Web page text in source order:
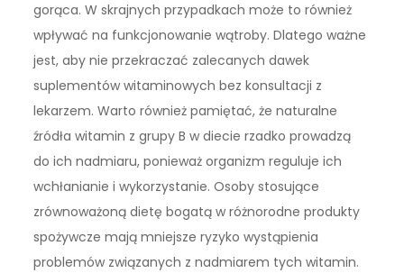
gorąca. W skrajnych przypadkach może to również
wpływać na funkcjonowanie wątroby. Dlatego ważne
jest, aby nie przekraczać zalecanych dawek
suplementów witaminowych bez konsultacji z
lekarzem. Warto również pamiętać, że naturalne
źródła witamin z grupy B w diecie rzadko prowadzą
do ich nadmiaru, ponieważ organizm reguluje ich
wchłanianie i wykorzystanie. Osoby stosujące
zrównoważoną dietę bogatą w różnorodne produkty
spożywcze mają mniejsze ryzyko wystąpienia
problemów związanych z nadmiarem tych witamin.